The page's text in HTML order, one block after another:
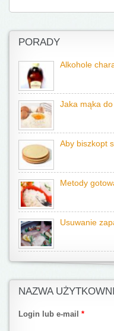
PORADY
Alkohole
Jaka mąka
Aby biszkopt
Metody
Usuwanie
NAZWA
Login lub e-mail *